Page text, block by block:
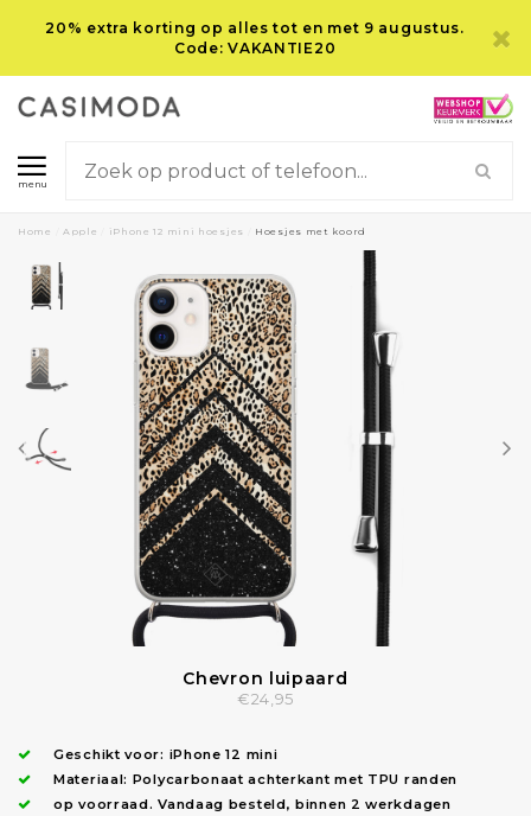
20% extra korting op alles tot en met 9 augustus.
Code: VAKANTIE20
menu
Home Apple iPhone 12 mini hoesjes Hoesjes met koord
Chevron luipaard
€24,95
Geschikt voor: iPhone 12 mini
Materiaal: Polycarbonaat achterkant met TPU randen
op voorraad.Vandaag besteld, binnen 2 werkdagen